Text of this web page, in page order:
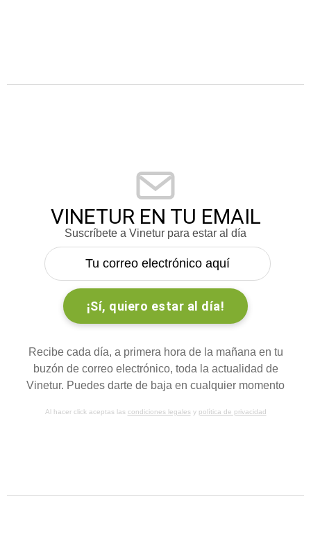
VINETUR EN TU EMAIL
Suscríbete a Vinetur para estar al día
Recibe cada día, a primera hora de la mañana en tu
buzón de correo electrónico, toda la actualidad de
Vinetur. Puedes darte de baja en cualquier momento
Al hacer click aceptas las condiciones legalesy política de privacidad